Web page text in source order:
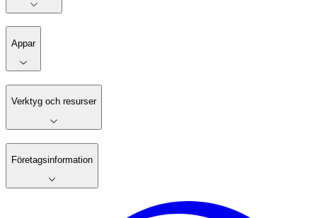
Appar
Verktyg och resurser
Företagsinformation